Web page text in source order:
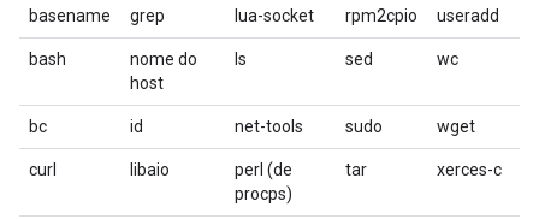
basename grep lua-socket rpm2cpio useradd
bash
nome do
host
ls sed wc
bc id net-tools sudo wget
curl libaio
perl (de
procps)
tar xerces-c